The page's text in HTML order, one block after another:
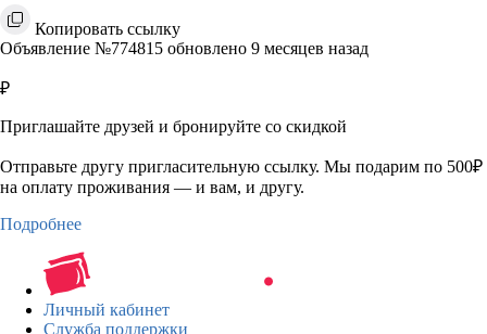
Копировать ссылку
Объявление №774815 обновлено 9 месяцев назад
₽
Приглашайте друзей и бронируйте со скидкой
Отправьте другу пригласительную ссылку. Мы подарим по 500₽
на оплату проживания — и вам, и другу.
Подробнее
Личный кабинет
Служба поддержки